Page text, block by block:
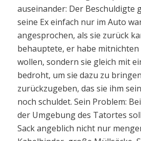
auseinander: Der Beschuldigte
seine Ex einfach nur im Auto
angesprochen, als sie zurück
behauptete, er habe
wollen, sondern sie gleich mit
bedroht, um sie dazu zu
zurückzugeben, das sie ihm
noch schuldet. Sein Problem:
der Umgebung des Tatortes
Sack angeblich nicht nur